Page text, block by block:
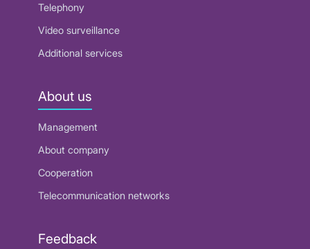
Telephony
Video surveillance
Additional services
About us
Management
About company
Cooperation
Telecommunication networks
Feedback